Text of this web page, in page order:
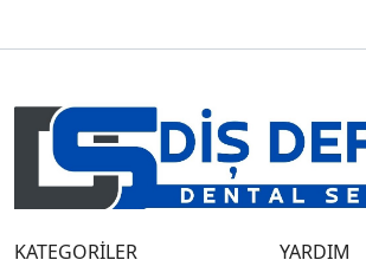
KATEGORİLER YARDIM